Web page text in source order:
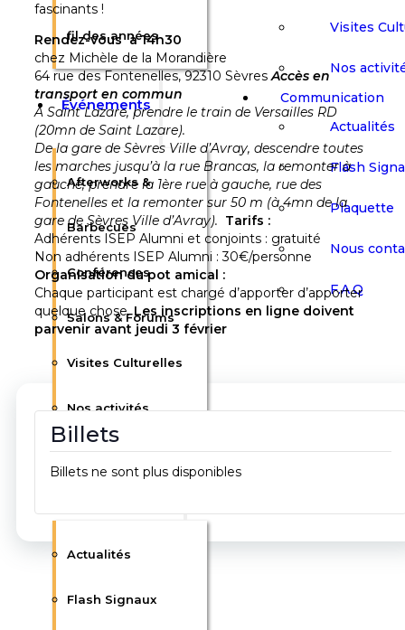
fil des années
Événements
Afterworks &
Barbecues
Conférences
Salons & Forums
Visites Culturelles
Nos activités
Communication
Actualités
Flash Signaux
Visites
Nos
Communication
Actualités
Flash
Plaquette
Nous
F.A.Q
fascinants !
Rendez-vous à 14h30
chez Michèle de la Morandière
64 rue des Fontenelles, 92310 SèvresAccès en
transport en commun
A Saint Lazare, prendre le train de Versailles RD
(20mn de Saint Lazare).
De la gare de Sèvres Ville d’Avray, descendre toutes
les marches jusqu’à la rue Brancas, la remonter à
gauche, prendre la 1ère rue à gauche, rue des
Fontenelles et la remonter sur 50 m (à 4mn de la
gare de Sèvres Ville d’Avray). Tarifs :
Adhérents ISEP Alumni et conjoints : gratuité
Non adhérents ISEP Alumni : 30€/personne
Organisation du pot amical :
Chaque participant est chargé d’apporter d’apporter
quelque chose.Les inscriptions en ligne doivent
parvenir avant jeudi 3 février
Billets
Billets ne sont plus disponibles